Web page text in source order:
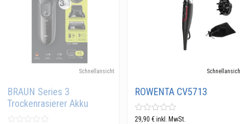
Schnellansicht
BRAUN Series 3
Trockenrasierer Akku
ROWENTA CV5713
29,90€ inkl. MwSt.